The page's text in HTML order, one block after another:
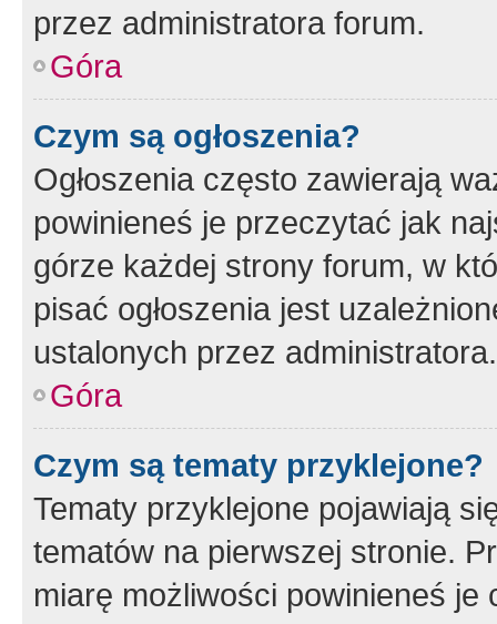
przez administratora forum.
Góra
Czym są ogłoszenia?
Ogłoszenia często zawierają
powinieneś je przeczytać jak
górze każdej strony forum, w
pisać ogłoszenia jest
ustalonych przez administratora.
Góra
Czym są tematy przyklejone?
Tematy przyklejone pojawiają
tematów na pierwszej stronie.
miarę możliwości powinieneś je